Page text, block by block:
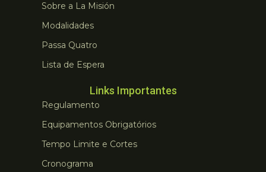
Sobre a La Misión
Modalidades
Passa Quatro
Lista de Espera
Links Importantes
Regulamento
Equipamentos Obrigatórios
Tempo Limite e Cortes
Cronograma